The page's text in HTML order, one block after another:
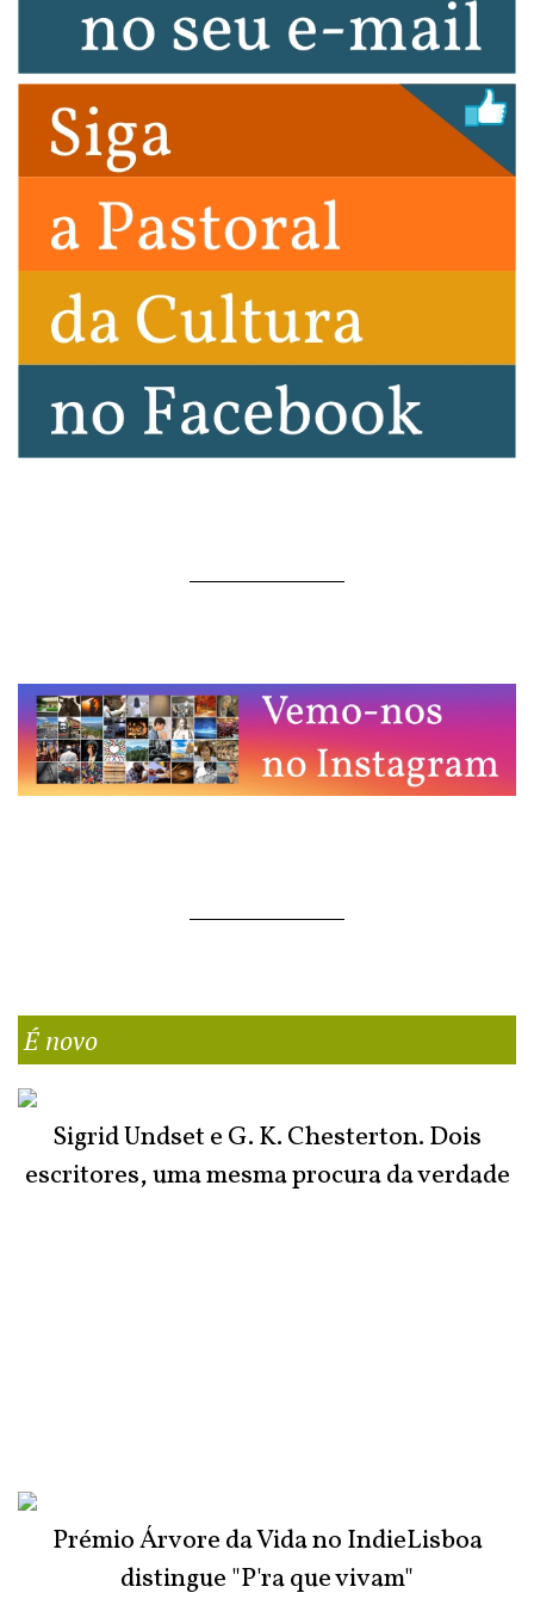
É novo
Sigrid Undset e G. K. Chesterton. Dois
escritores, uma mesma procura da verdade
Prémio Árvore da Vida no IndieLisboa
distingue "P'ra que vivam"